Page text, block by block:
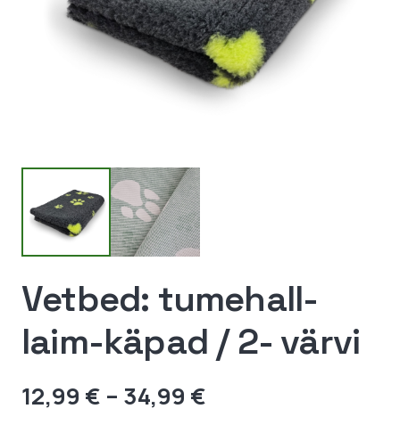
Vetbed: tumehall-
laim-käpad / 2- värvi
12,99 € – 34,99 €